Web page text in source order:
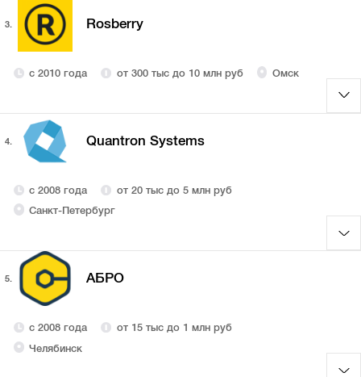
3. Rosberry
с 2010 года от 300 тыс до 10 млн руб Омск
4. Quantron Systems
с 2008 года
от 20 тыс до 5 млн руб
Санкт-Петербург
5. АБРО
с 2008 года
от 15 тыс до 1 млн руб
Челябинск